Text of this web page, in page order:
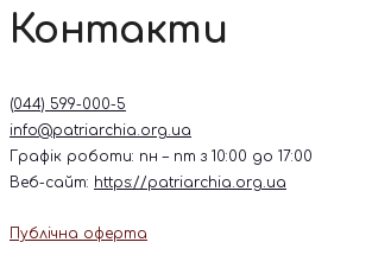
Контакти
(044) 599-000-5
info@patriarchia.org.ua
Графік роботи: пн – пт з 10:00 до 17:00
Веб-сайт: https://patriarchia.org.ua
Публічна оферта